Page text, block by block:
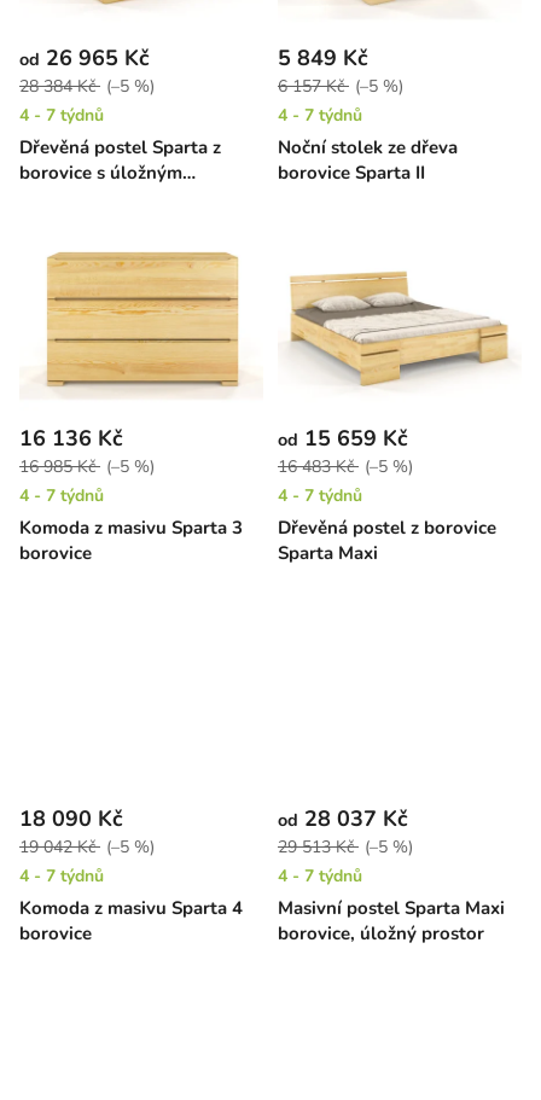
Dřevěná postel Sparta z
borovice s úložným
od 26 965 Kč
28 384 Kč (–5 %)
4 - 7 týdnů
Noční stolek ze dřeva
borovice Sparta II
5 849 Kč
6 157 Kč (–5 %)
4 - 7 týdnů
Komoda z masivu Sparta 3
borovice
16 136 Kč
16 985 Kč (–5 %)
4 - 7 týdnů
Dřevěná postel z borovice
Sparta Maxi
od 15 659 Kč
16 483 Kč (–5 %)
4 - 7 týdnů
Komoda z masivu Sparta 4
borovice
18 090 Kč
19 042 Kč (–5 %)
4 - 7 týdnů
Masivní postel Sparta Maxi
borovice, úložný prostor
od 28 037 Kč
29 513 Kč (–5 %)
4 - 7 týdnů